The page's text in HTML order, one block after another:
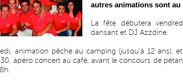
autres animations sont au
La fête débutera
dansant et DJ Azzdine.
animation pêche au camping (jusqu'à 12 ans),
apéro concert au café, avant le concours de